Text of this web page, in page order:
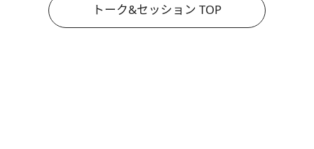
トーク&セッション TOP